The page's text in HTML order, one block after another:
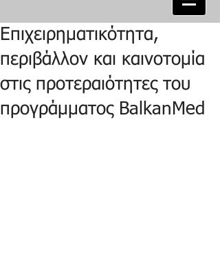
Επιχειρηματικότητα,
περιβάλλον και καινοτομία
στις προτεραιότητες του
προγράμματος BalkanMed